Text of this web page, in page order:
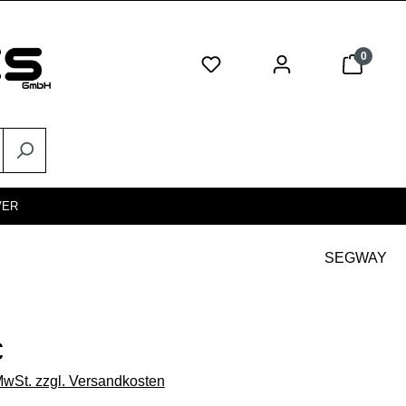
0
SEGWAY
zzgl. Versandkosten